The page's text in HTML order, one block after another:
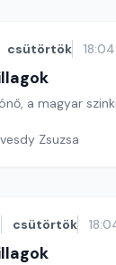
csütörtök 18:04
a magyar
Zsuzsa
csütörtök